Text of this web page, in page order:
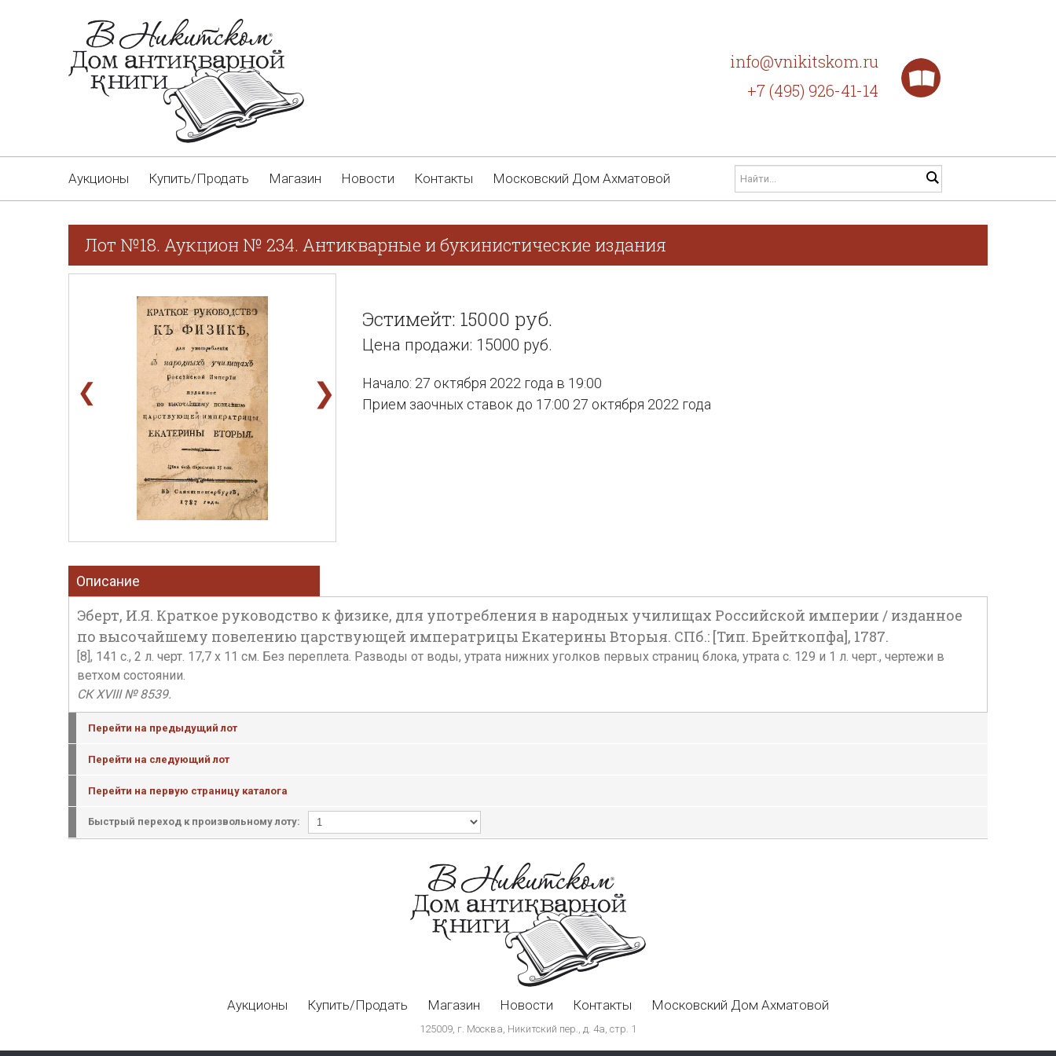
info@vnikitskom.ru
+7 (495) 926-41-14
Аукционы Купить/Продать Магазин Новости Контакты Московский Дом Ахматовой
Лот №18. Аукцион № 234. Антикварные и букинистические издания
❮ ❯
Эстимейт: 15000 руб.
Цена продажи: 15000 руб.
Начало: 27 октября 2022 года в 19:00
Прием заочных ставок до 17:00 27 октября 2022 года
Описание
Эберт, И.Я. Краткое руководство к физике, для употребления в народных училищах Российской империи / изданное
по высочайшему повелению царствующей императрицы Екатерины Вторыя. СПб.: [Тип. Брейткопфа], 1787.
[8], 141 с., 2 л. черт. 17,7 х 11 см. Без переплета. Разводы от воды, утрата нижних уголков первых страниц блока, утрата с. 129 и 1 л. черт., чертежи в
ветхом состоянии.
СК XVIII № 8539.
Перейти на предыдущий лот
Перейти на следующий лот
Перейти на первую страницу каталога
Быстрый переход к произвольному лоту:
Аукционы Купить/Продать Магазин Новости Контакты Московский Дом Ахматовой
125009, г. Москва, Никитский пер., д. 4а, стр. 1